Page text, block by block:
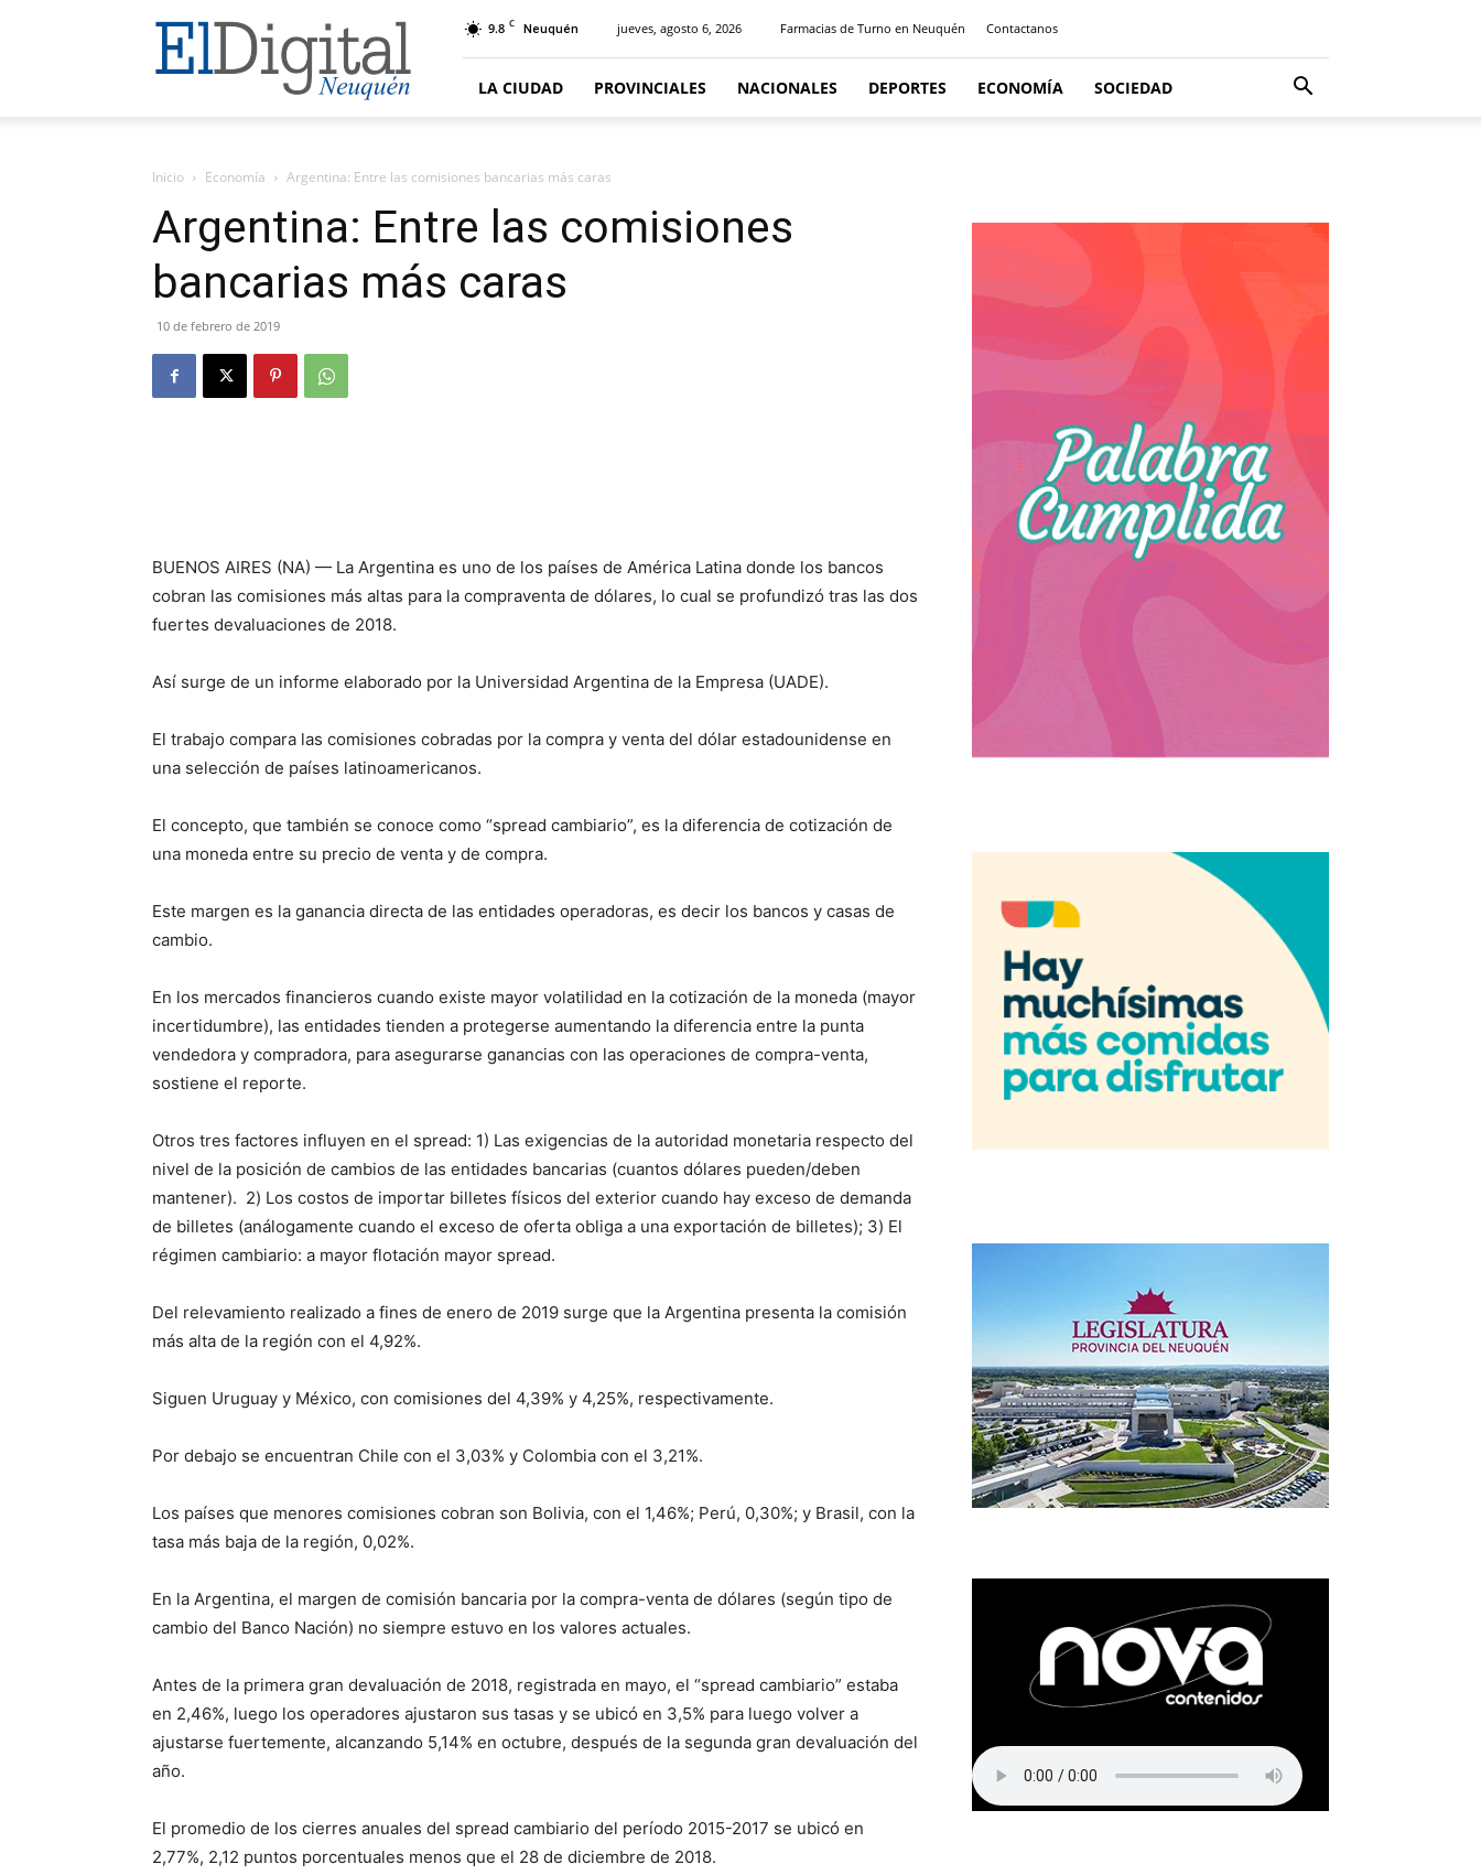
El
Digital
Neuquen
9.8 C Neuquén jueves, agosto 6, 2026 Farmacias de Turno en Neuquén Contactanos
LA CIUDAD PROVINCIALES NACIONALES DEPORTES ECONOMÍA SOCIEDAD
Inicio Economía Argentina: Entre las comisiones bancarias más caras
Argentina: Entre las comisiones
bancarias más caras
10 de febrero de 2019
BUENOS AIRES (NA) — La Argentina es uno de los países de América Latina donde los bancos
cobran las comisiones más altas para la compraventa de dólares, lo cual se profundizó tras las dos
fuertes devaluaciones de 2018.
Así surge de un informe elaborado por la Universidad Argentina de la Empresa (UADE).
El trabajo compara las comisiones cobradas por la compra y venta del dólar estadounidense en
una selección de países latinoamericanos.
El concepto, que también se conoce como “spread cambiario”, es la diferencia de cotización de
una moneda entre su precio de venta y de compra.
Este margen es la ganancia directa de las entidades operadoras, es decir los bancos y casas de
cambio.
En los mercados financieros cuando existe mayor volatilidad en la cotización de la moneda (mayor
incertidumbre), las entidades tienden a protegerse aumentando la diferencia entre la punta
vendedora y compradora, para asegurarse ganancias con las operaciones de compra-venta,
sostiene el reporte.
Otros tres factores influyen en el spread: 1) Las exigencias de la autoridad monetaria respecto del
nivel de la posición de cambios de las entidades bancarias (cuantos dólares pueden/deben
mantener). 2) Los costos de importar billetes físicos del exterior cuando hay exceso de demanda
de billetes (análogamente cuando el exceso de oferta obliga a una exportación de billetes); 3) El
régimen cambiario: a mayor flotación mayor spread.
Del relevamiento realizado a fines de enero de 2019 surge que la Argentina presenta la comisión
más alta de la región con el 4,92%.
Siguen Uruguay y México, con comisiones del 4,39% y 4,25%, respectivamente.
Por debajo se encuentran Chile con el 3,03% y Colombia con el 3,21%.
Los países que menores comisiones cobran son Bolivia, con el 1,46%; Perú, 0,30%; y Brasil, con la
tasa más baja de la región, 0,02%.
En la Argentina, el margen de comisión bancaria por la compra-venta de dólares (según tipo de
cambio del Banco Nación) no siempre estuvo en los valores actuales.
Antes de la primera gran devaluación de 2018, registrada en mayo, el “spread cambiario” estaba
en 2,46%, luego los operadores ajustaron sus tasas y se ubicó en 3,5% para luego volver a
ajustarse fuertemente, alcanzando 5,14% en octubre, después de la segunda gran devaluación del
año.
El promedio de los cierres anuales del spread cambiario del período 2015-2017 se ubicó en
2,77%, 2,12 puntos porcentuales menos que el 28 de diciembre de 2018.